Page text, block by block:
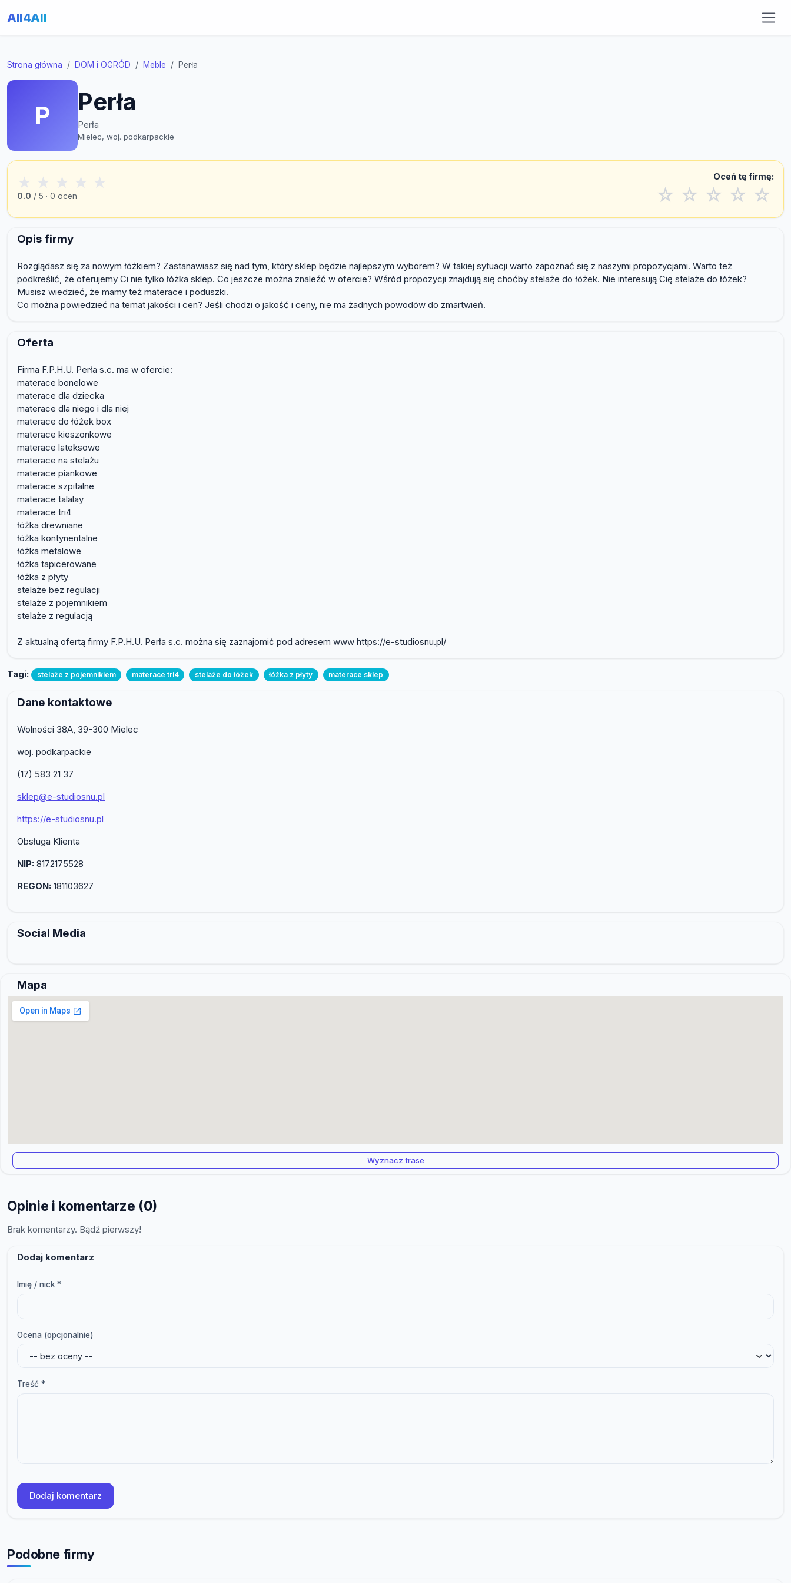
All4All
Strona główna DOM i OGRÓD Meble Perła
P Perła
Perła
Mielec, woj. podkarpackie
★ ★ ★ ★ ★
0.0 / 5 · 0 ocen
Oceń tę firmę:
☆ ☆ ☆ ☆ ☆
Opis firmy
Rozglądasz się za nowym łóżkiem? Zastanawiasz się nad tym, który sklep będzie najlepszym wyborem? W takiej sytuacji warto zapoznać się z naszymi propozycjami. Warto też
podkreślić, że oferujemy Ci nie tylko łóżka sklep. Co jeszcze można znaleźć w ofercie? Wśród propozycji znajdują się choćby stelaże do łóżek. Nie interesują Cię stelaże do łóżek?
Musisz wiedzieć, że mamy też materace i poduszki.
Co można powiedzieć na temat jakości i cen? Jeśli chodzi o jakość i ceny, nie ma żadnych powodów do zmartwień.
Oferta
Firma F.P.H.U. Perła s.c. ma w ofercie:
materace bonelowe
materace dla dziecka
materace dla niego i dla niej
materace do łóżek box
materace kieszonkowe
materace lateksowe
materace na stelażu
materace piankowe
materace szpitalne
materace talalay
materace tri4
łóżka drewniane
łóżka kontynentalne
łóżka metalowe
łóżka tapicerowane
łóżka z płyty
stelaże bez regulacji
stelaże z pojemnikiem
stelaże z regulacją
Z aktualną ofertą firmy F.P.H.U. Perła s.c. można się zaznajomić pod adresem www https://e-studiosnu.pl/
Tagi: stelaże z pojemnikiem materace tri4 stelaże do łóżek łóżka z płyty materace sklep
Dane kontaktowe
Wolności 38A, 39-300 Mielec
woj. podkarpackie
(17) 583 21 37
sklep@e-studiosnu.pl
https://e-studiosnu.pl
Obsługa Klienta
NIP: 8172175528
REGON: 181103627
Social Media
Mapa
Wyznacz trase
Opinie i komentarze (0)
Brak komentarzy. Bądź pierwszy!
Dodaj komentarz
Imię / nick *
Ocena (opcjonalnie)
Treść *
Dodaj komentarz
Podobne firmy